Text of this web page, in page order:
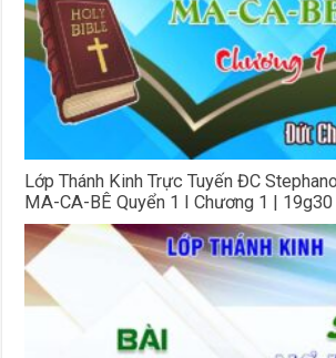
Lớp Thánh Kinh Trực Tuyến ĐC
MA-CA-BÊ Quyển 1 I Chương 1 |